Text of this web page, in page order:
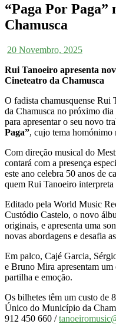
“Paga Por Paga”
Chamusca
20 Novembro, 2025
Rui Tanoeiro apresenta
Cineteatro da Chamusca
O fadista chamusquense Rui
da Chamusca no próximo
para apresentar o seu novo
Paga”, cujo tema homónimo
Com direção musical do
contará com a presença
este ano celebra 50 anos de
quem Rui Tanoeiro interpreta
Editado pela World Music
Custódio Castelo, o novo
originais, e apresenta uma
novas abordagens e desafia
Em palco, Cajé Garcia,
e Bruno Mira apresentam
partilha e emoção.
Os bilhetes têm um custo de
Único do Município da
912 450 660 /